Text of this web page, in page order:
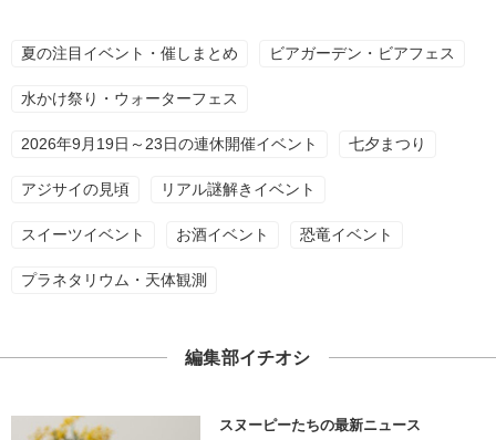
夏の注目イベント・催しまとめ ビアガーデン・ビアフェス
水かけ祭り・ウォーターフェス
2026年9月19日～23日の連休開催イベント 七夕まつり
アジサイの見頃 リアル謎解きイベント
スイーツイベント お酒イベント 恐竜イベント
プラネタリウム・天体観測
編集部イチオシ
スヌーピーたちの最新ニュース